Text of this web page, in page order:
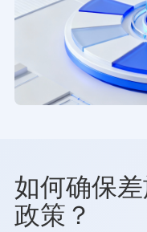
如何确保
政策？